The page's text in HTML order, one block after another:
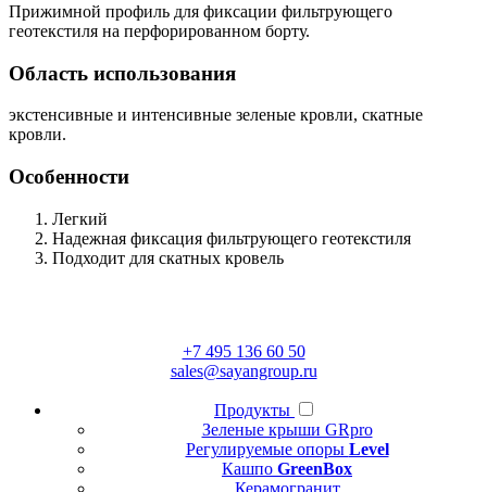
Прижимной профиль для фиксации фильтрующего
геотекстиля на перфорированном борту.
Область использования
экстенсивные и интенсивные зеленые кровли, скатные
кровли.
Особенности
Легкий
Надежная фиксация фильтрующего геотекстиля
Подходит для скатных кровель
+7 495 136 60 50
sales@sayangroup.ru
Продукты
Зеленые крыши GRpro
Регулируемые опоры Level
Кашпо GreenBox
Керамогранит